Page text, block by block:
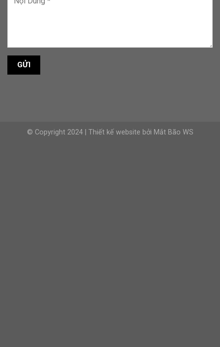
© Copyright 2024 | Thiết kế website bởi Mắt Bão WS